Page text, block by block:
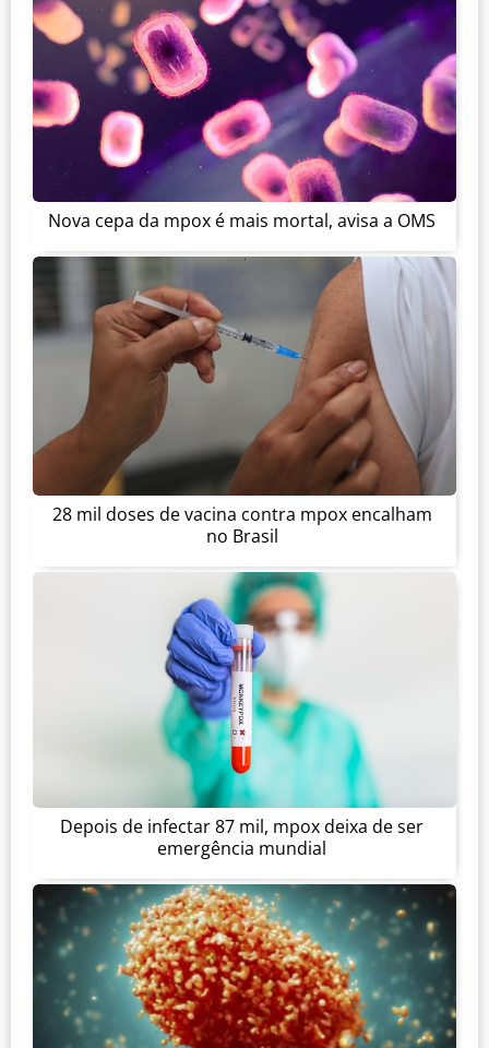
Nova cepa da mpox é mais mortal, avisa a OMS
28 mil doses de vacina contra mpox encalham
no Brasil
Depois de infectar 87 mil, mpox deixa de ser
emergência mundial